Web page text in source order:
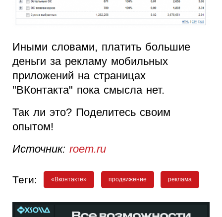
Иными словами, платить большие
деньги за рекламу мобильных
приложений на страницах
"ВКонтакта" пока смысла нет.
Так ли это? Поделитесь своим
опытом!
Источник: roem.ru
Теги: «Вконтакте» продвижение реклама